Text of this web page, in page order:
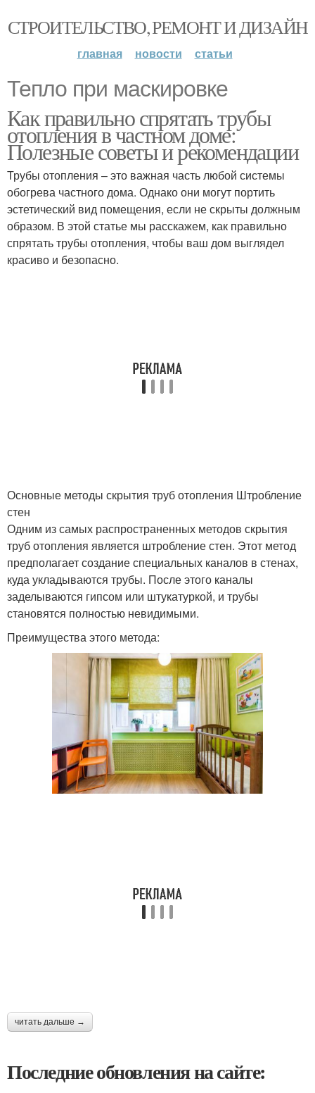
СТРОИТЕЛЬСТВО, РЕМОНТ И ДИЗАЙН
главная новости статьи
Тепло при маскировке
Как правильно спрятать трубы
отопления в частном доме:
Полезные советы и рекомендации
Трубы отопления – это важная часть любой системы
обогрева частного дома. Однако они могут портить
эстетический вид помещения, если не скрыты должным
образом. В этой статье мы расскажем, как правильно
спрятать трубы отопления, чтобы ваш дом выглядел
красиво и безопасно.
Основные методы скрытия труб отопления Штробление
стен
Одним из самых распространенных методов скрытия
труб отопления является штробление стен. Этот метод
предполагает создание специальных каналов в стенах,
куда укладываются трубы. После этого каналы
заделываются гипсом или штукатуркой, и трубы
становятся полностью невидимыми.
Преимущества этого метода:
читать дальше →
Последние обновления на сайте: